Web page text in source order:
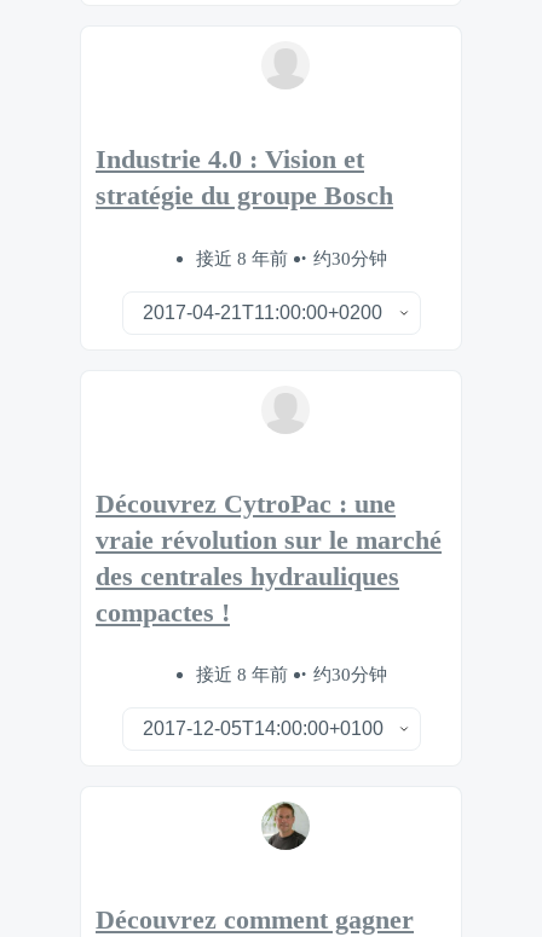
Industrie 4.0 : Vision et
stratégie du groupe Bosch
接近 8 年前 约30分钟
Découvrez CytroPac : une
vraie révolution sur le marché
des centrales hydrauliques
compactes !
接近 8 年前 约30分钟
Découvrez comment gagner